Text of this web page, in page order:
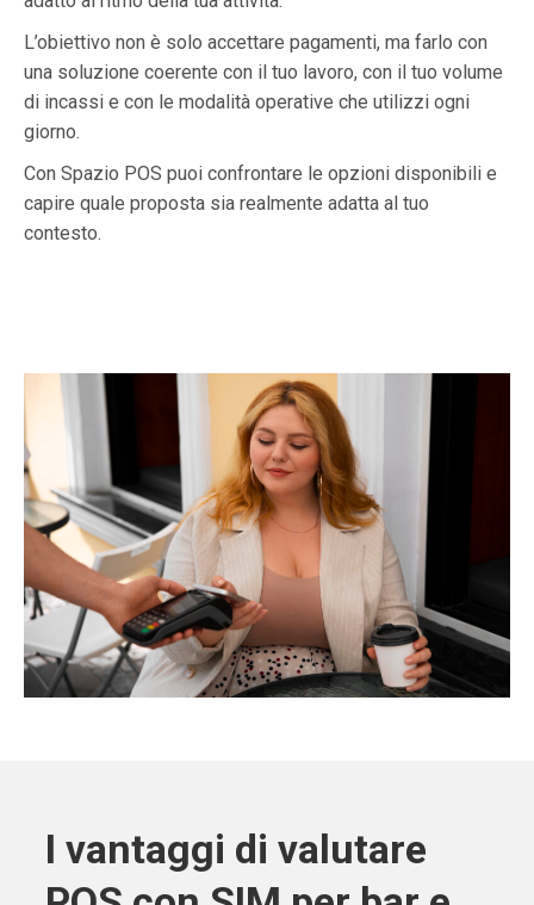
L’obiettivo non è solo accettare pagamenti, ma farlo con
una soluzione coerente con il tuo lavoro, con il tuo volume
di incassi e con le modalità operative che utilizzi ogni
giorno.
Con Spazio POS puoi confrontare le opzioni disponibili e
capire quale proposta sia realmente adatta al tuo
contesto.
I vantaggi di valutare